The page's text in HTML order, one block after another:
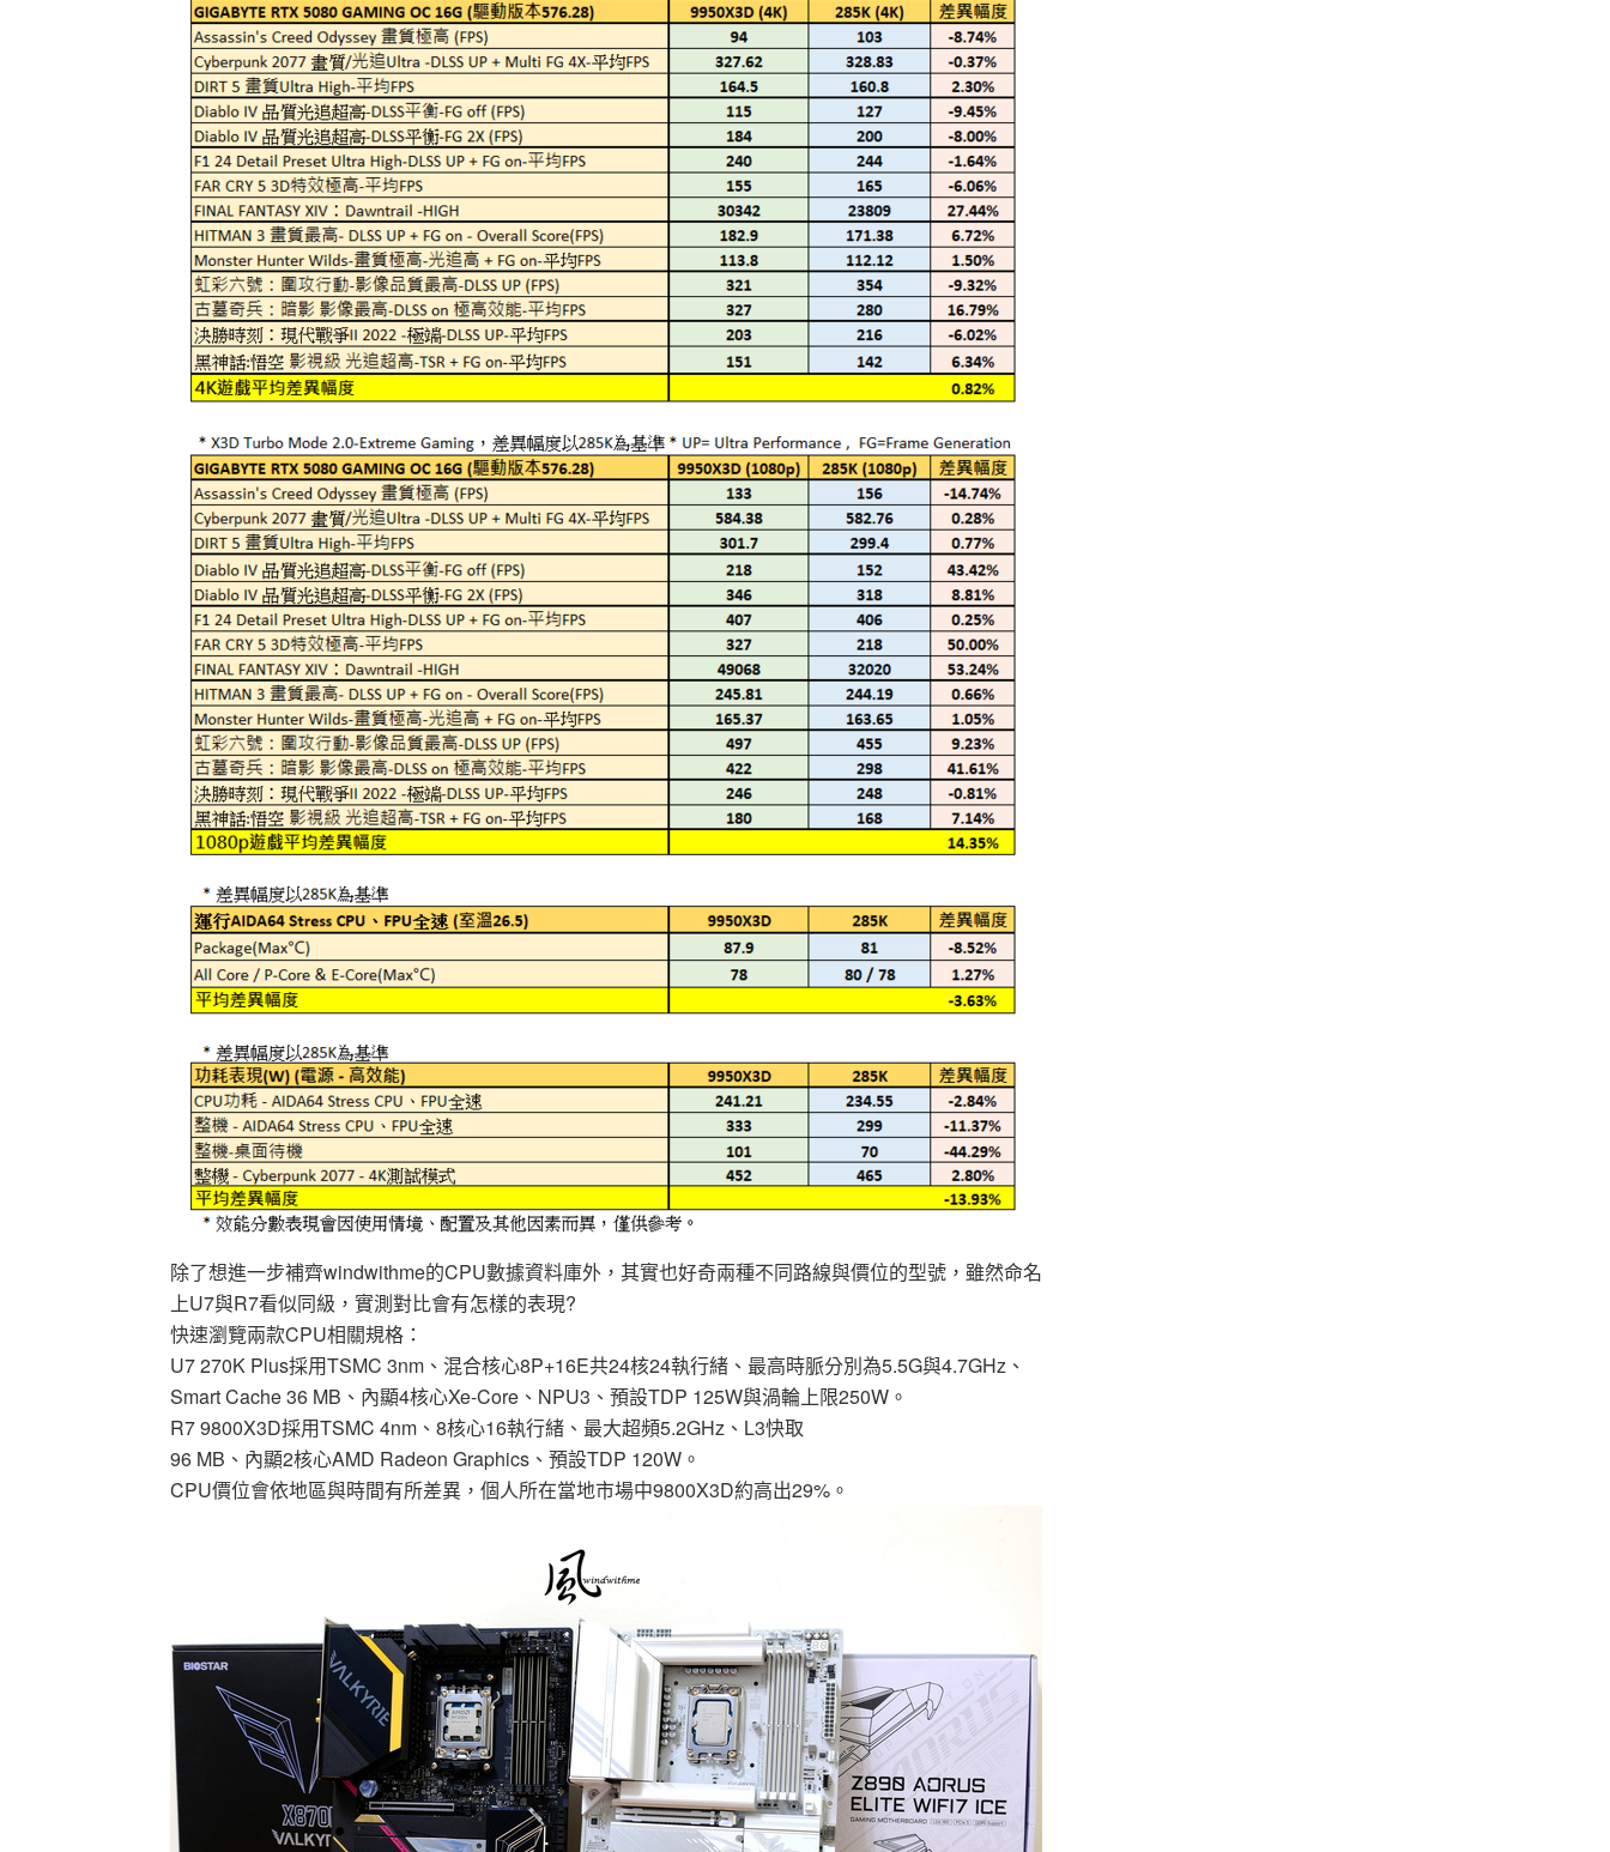
除了想進一步補齊windwithme的CPU數據資料庫外，其實也好奇兩種不同路線與價位的型號，雖然命名
上U7與R7看似同級，實測對比會有怎樣的表現?
快速瀏覽兩款CPU相關規格：
U7 270K Plus採用TSMC 3nm、混合核心8P+16E共24核24執行緒、最高時脈分別為5.5G與4.7GHz、
Smart Cache 36 MB、內顯4核心Xe-Core、NPU3、預設TDP 125W與渦輪上限250W。
R7 9800X3D採用TSMC 4nm、8核心16執行緒、最大超頻5.2GHz、L3快取
96 MB、內顯2核心AMD Radeon Graphics、預設TDP 120W。
CPU價位會依地區與時間有所差異，個人所在當地市場中9800X3D約高出29%。